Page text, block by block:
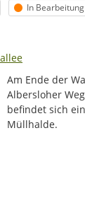
Status
In Bearbeitung
Am Ende der
Albersloher
befindet sich
Müllhalde.